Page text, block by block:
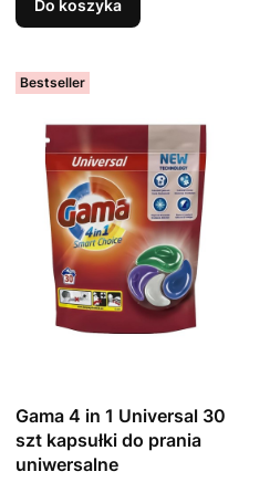
Do koszyka
Bestseller
Gama 4 in 1 Universal 30
szt kapsułki do prania
uniwersalne